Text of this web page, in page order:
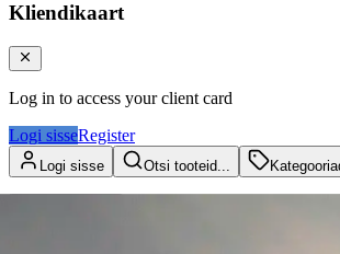
Kliendikaart
Log in to access your client card
Logi sisseRegister
Logi sisse Otsi tooteid...